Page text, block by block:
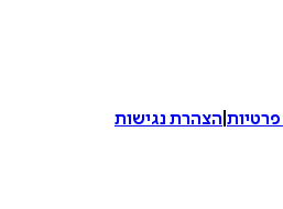
פרטיות הצהרת נגישות